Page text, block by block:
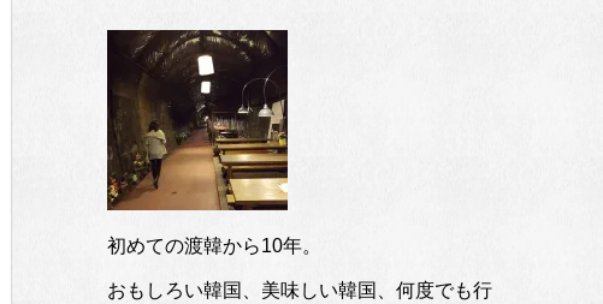
初めての渡韓から10年。
おもしろい韓国、美味しい韓国、何度でも行